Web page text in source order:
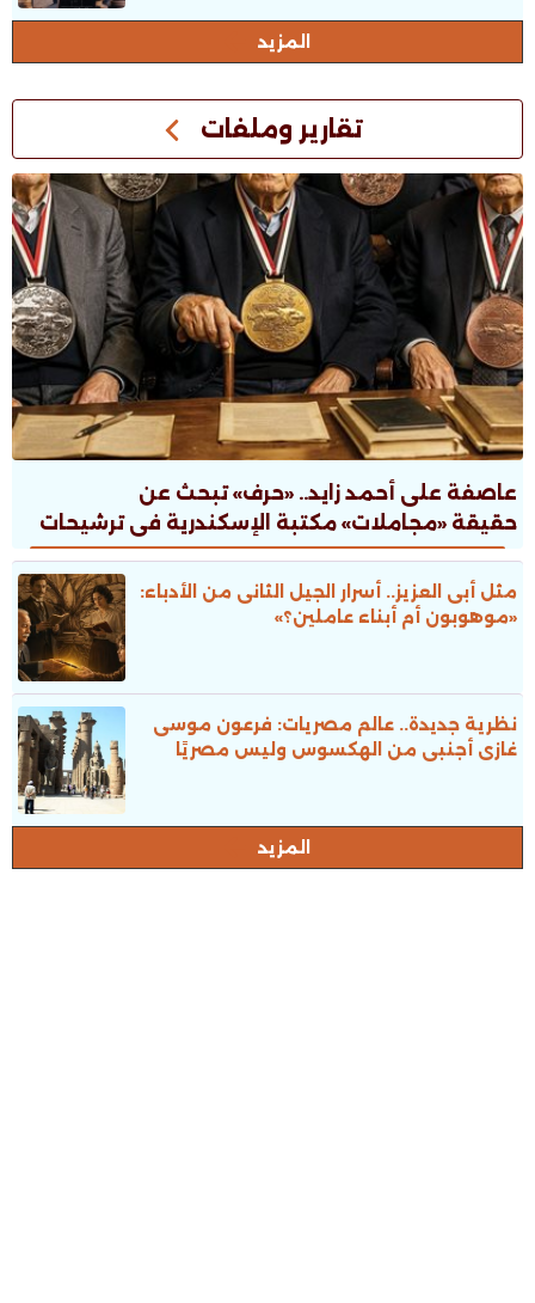
المزيد
تقارير وملفات
عاصفة على أحمد زايد.. «حرف» تبحث عن
حقيقة «مجاملات» مكتبة الإسكندرية فى ترشيحات
جوائز الدولة
مثل أبى العزيز.. أسرار الجيل الثانى من الأدباء:
«موهوبون أم أبناء عاملين؟»
نظرية جديدة.. عالم مصريات: فرعون موسى
غازى أجنبى من الهكسوس وليس مصريًا
المزيد